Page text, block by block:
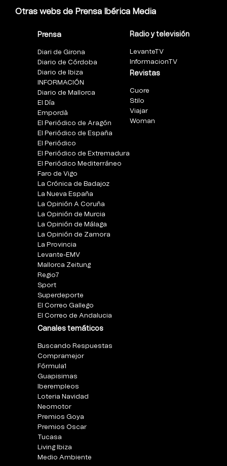
Otras webs de Prensa Ibérica Media
Prensa
Diari de Girona
Diario de Córdoba
Diario de Ibiza
INFORMACIÓN
Diario de Mallorca
El Día
Empordà
El Periódico de Aragón
El Periódico de España
El Periódico
El Periódico de Extremadura
El Periódico Mediterráneo
Faro de Vigo
La Crónica de Badajoz
La Nueva España
La Opinión A Coruña
La Opinión de Murcia
La Opinión de Málaga
La Opinión de Zamora
La Provincia
Levante-EMV
Mallorca Zeitung
Regio7
Sport
Superdeporte
El Correo Gallego
El Correo de Andalucia
Canales temáticos
Buscando Respuestas
Compramejor
Fórmula1
Guapisimas
Iberempleos
Loteria Navidad
Neomotor
Premios Goya
Premios Oscar
Tucasa
Living Ibiza
Medio Ambiente
Radio y televisión
LevanteTV
InformacionTV
Revistas
Cuore
Stilo
Viajar
Woman